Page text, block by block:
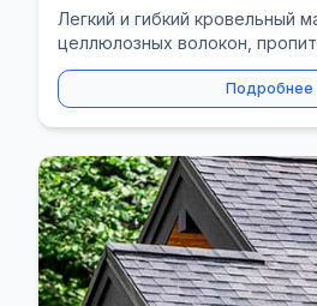
Легкий и гибкий кровельный
целлюлозных волокон,
Подробнее